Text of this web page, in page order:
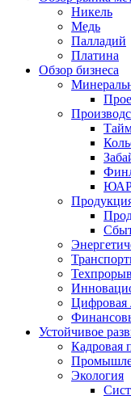
Никель
Медь
Палладий
Платина
Обзор бизнеса
ЮАР
Техпрорыв
Цифровая
Устойчивое
Кадровая
Экология